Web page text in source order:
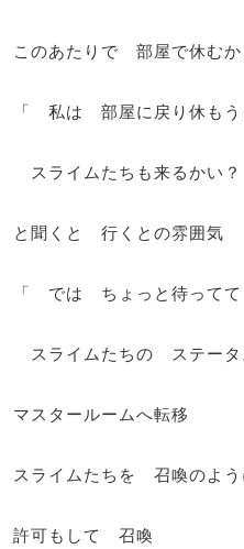
このあたりで 部屋で休むか
「 私は 部屋に戻り休もう
スライムたちも来るかい
と聞くと 行くとの雰囲気
「 では ちょっと待って
スライムたちの ステータ
マスタールームへ転移
スライムたちを 召喚のよ
許可もして 召喚